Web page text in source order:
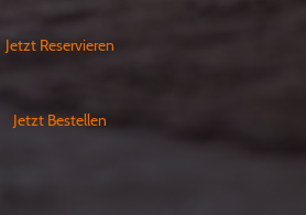
Jetzt Reservieren
Jetzt Bestellen